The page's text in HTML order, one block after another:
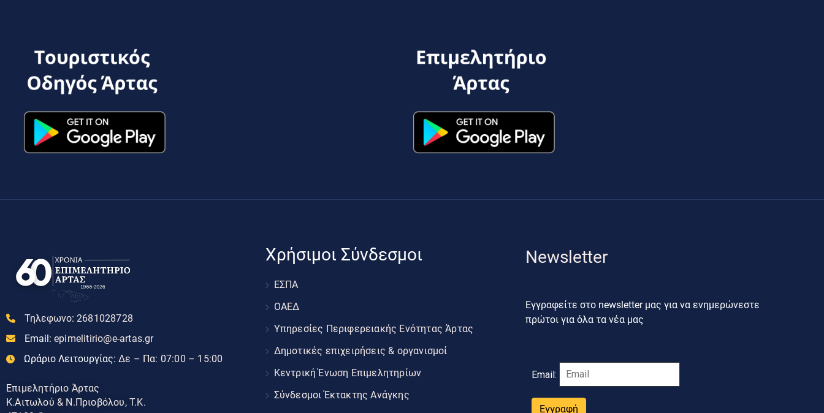
Τηλεφωνο: 2681028728
Email: epimelitirio@e-artas.gr
Ωράριο Λειτουργίας: Δε – Πα: 07:00 – 15:00
Επιμελητήριο Άρτας
Κ.Αιτωλού & Ν.Πριοβόλου, Τ.Κ.
Χρήσιμοι Σύνδεσμοι
ΕΣΠΑ
ΟΑΕΔ
Υπηρεσίες Περιφερειακής Ενότητας Άρτας
Δημοτικές επιχειρήσεις & οργανισμοί
Κεντρική Ένωση Επιμελητηρίων
Σύνδεσμοι Έκτακτης Ανάγκης
Newsletter
Εγγραφείτε στο newsletter μας για να ενημερώνεστε
πρώτοι για όλα τα νέα μας
Email:
Εγγραφή